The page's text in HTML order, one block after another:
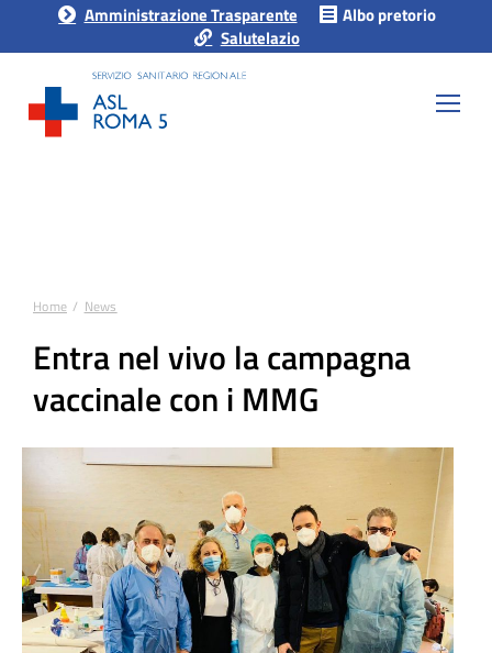
Amministrazione Trasparente
Albo pretorio
Salutelazio
Tu sei qui:
Home News
Entra nel vivo la campagna
vaccinale con i MMG